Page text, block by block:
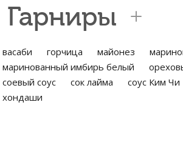
Гарниры
васаби горчица майонез
маринованный имбирь белый
соевый соус
сок лайма соус Ким Чи
хондаши